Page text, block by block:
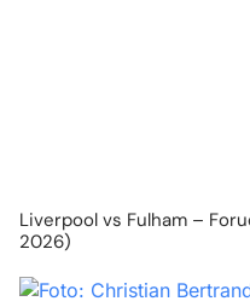
Liverpool vs Fulham –
2026)